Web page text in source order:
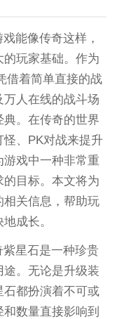
能像传奇这样，
玩家基础。作为
借着简单直接的战
人在线的战斗场
。在传奇的世界
、PK对战来提升
游戏中一种非常重
目标。本文将为
相关信息，帮助玩
成长。
星石是一种珍贵
。无论是升级装
都扮演着不可或
数量直接影响到